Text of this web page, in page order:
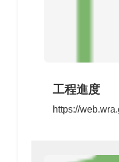
工程進度
https://